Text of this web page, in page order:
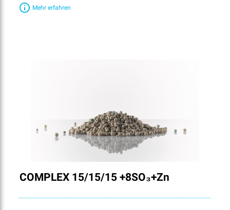
Mehr erfahren
COMPLEX 15/15/15 +8SO₃+Zn